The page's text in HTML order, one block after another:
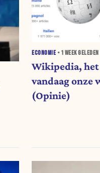
ECONOMIE • 1 WEEKGELEDEN
Wikipedia, het
vandaag
(Opinie)